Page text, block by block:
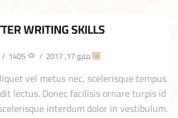
WRITING SKILLS
مايو 17, 2017 /
1405
/
vel metus nec, scelerisque tempus
lectus. Donec facilisis ornare turpis id
interdum dolor in vestibulum.